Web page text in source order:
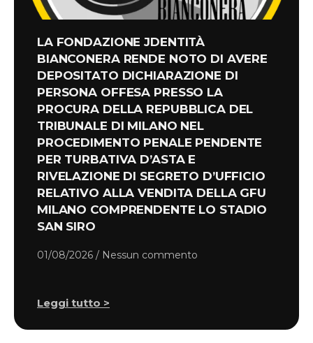
LA FONDAZIONE JDENTITÀ
BIANCONERA RENDE NOTO DI AVERE
DEPOSITATO DICHIARAZIONE DI
PERSONA OFFESA PRESSO LA
PROCURA DELLA REPUBBLICA DEL
TRIBUNALE DI MILANO NEL
PROCEDIMENTO PENALE PENDENTE
PER TURBATIVA D’ASTA E
RIVELAZIONE DI SEGRETO D’UFFICIO
RELATIVO ALLA VENDITA DELLA GFU
MILANO COMPRENDENTE LO STADIO
SAN SIRO
01/08/2026 Nessun commento
Leggi tutto >